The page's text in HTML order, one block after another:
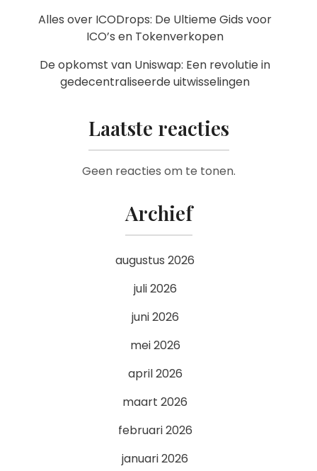
Alles over ICODrops: De Ultieme Gids voor
ICO’s en Tokenverkopen
De opkomst van Uniswap: Een revolutie in
gedecentraliseerde uitwisselingen
Laatste reacties
Geen reacties om te tonen.
Archief
augustus 2026
juli 2026
juni 2026
mei 2026
april 2026
maart 2026
februari 2026
januari 2026